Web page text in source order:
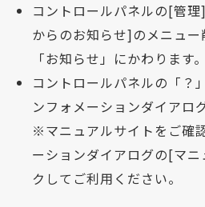
コントロールパネルの[管
からのお知らせ]のメニュ
「お知らせ」にかわります。
コントロールパネルの「？
ンフォメーションダイアロ
※マニュアルサイトをご確
ーションダイアログの[マ
クしてご利用ください。